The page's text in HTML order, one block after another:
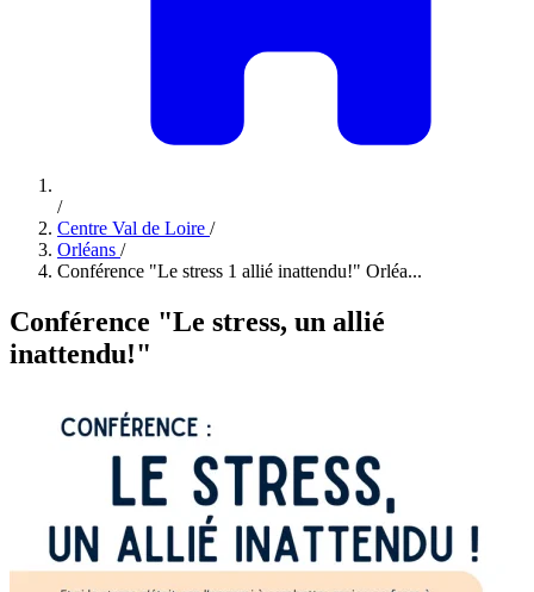
/
Centre Val de Loire /
Orléans /
Conférence "Le stress 1 allié inattendu!" Orléa...
Conférence "Le stress, un allié
inattendu!"